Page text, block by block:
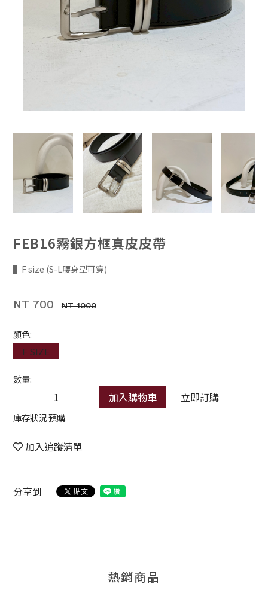
FEB16霧銀方框真皮皮帶
▌F size (S-L腰身型可穿)
NT 700 NT 1000
顏色:
F SIZE
數量:
加入購物車 立即訂購
庫存狀況 預購
加入追蹤清單
分享到
熱銷商品